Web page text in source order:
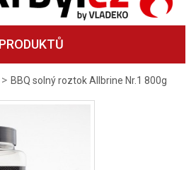
> BBQ solný roztok Allbrine Nr.1 800g